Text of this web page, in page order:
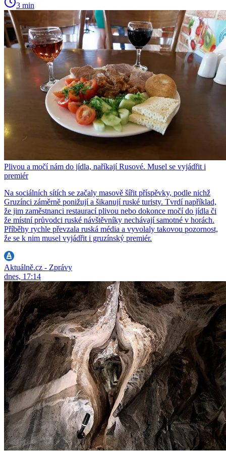
3 min
Plivou a močí nám do jídla, naříkají Rusové. Musel se vyjádřit i
premiér
Na sociálních sítích se začaly masově šířit příspěvky, podle nichž
Gruzínci záměrně ponižují a šikanují ruské turisty. Tvrdí například,
že jim zaměstnanci restaurací plivou nebo dokonce močí do jídla či
že místní průvodci ruské návštěvníky nechávají samotné v horách.
Příběhy rychle převzala ruská média a vyvolaly takovou pozornost,
že se k nim musel vyjádřit i gruzínský premiér.
Aktuálně.cz - Zprávy
dnes, 17:14